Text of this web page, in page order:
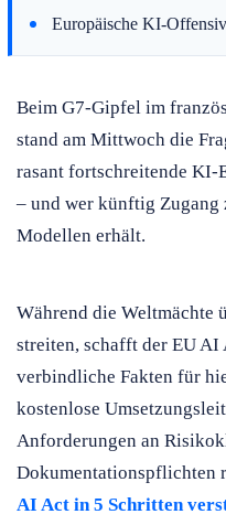
Europäische KI-
Beim G7-Gipfel im
stand am Mittwoch die
rasant fortschreitende
– und wer künftig Zugang
Modellen erhält.
Während die Weltmächte
streiten, schafft der EU AI
verbindliche Fakten für
kostenlose
Anforderungen an
Dokumentationspflichten
AI Act in 5 Schritten